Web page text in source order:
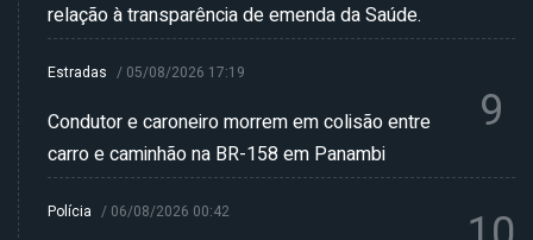
relação à transparência de emenda da Saúde.
Estradas / 05/08/2026 17:19
Condutor e caroneiro morrem em colisão entre
carro e caminhão na BR-158 em Panambi
9
Polícia / 06/08/2026 00:42